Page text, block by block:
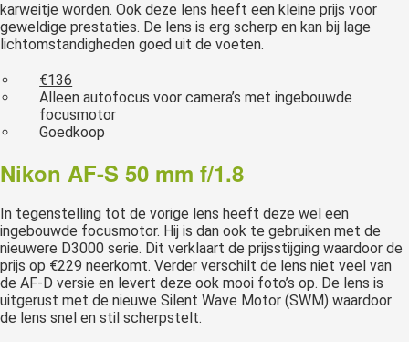
karweitje worden. Ook deze lens heeft een kleine prijs voor
geweldige prestaties. De lens is erg scherp en kan bij lage
lichtomstandigheden goed uit de voeten.
€136
Alleen autofocus voor camera’s met ingebouwde
focusmotor
Goedkoop
Nikon AF-S 50 mm f/1.8
In tegenstelling tot de vorige lens heeft deze wel een
ingebouwde focusmotor. Hij is dan ook te gebruiken met de
nieuwere D3000 serie. Dit verklaart de prijsstijging waardoor de
prijs op €229 neerkomt. Verder verschilt de lens niet veel van
de AF-D versie en levert deze ook mooi foto’s op. De lens is
uitgerust met de nieuwe Silent Wave Motor (SWM) waardoor
de lens snel en stil scherpstelt.